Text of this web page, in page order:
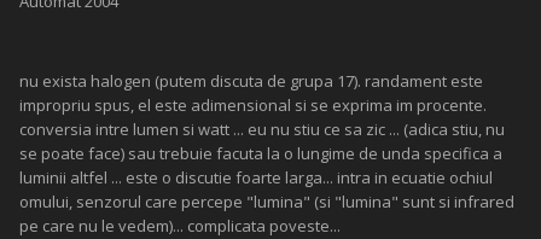
nu exista halogen (putem discuta de grupa 17). randament este
impropriu spus, el este adimensional si se exprima im procente.
conversia intre lumen si watt ... eu nu stiu ce sa zic ... (adica stiu, nu
se poate face) sau trebuie facuta la o lungime de unda specifica a
luminii altfel ... este o discutie foarte larga... intra in ecuatie ochiul
omului, senzorul care percepe "lumina" (si "lumina" sunt si infrared
pe care nu le vedem)... complicata poveste...